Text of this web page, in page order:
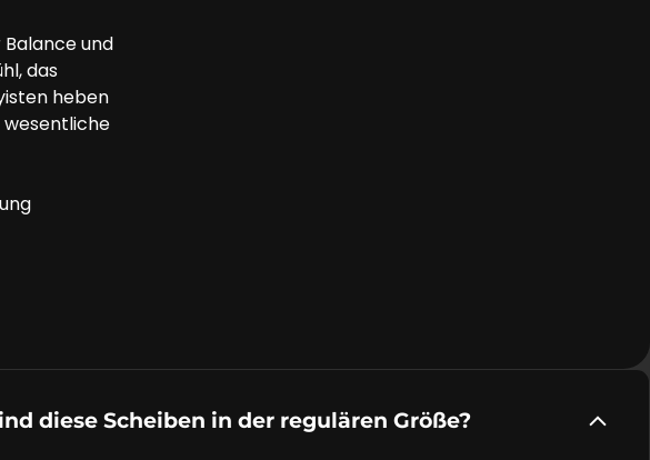
und
das
heben
wesentliche
diese Scheiben in der regulären Größe?